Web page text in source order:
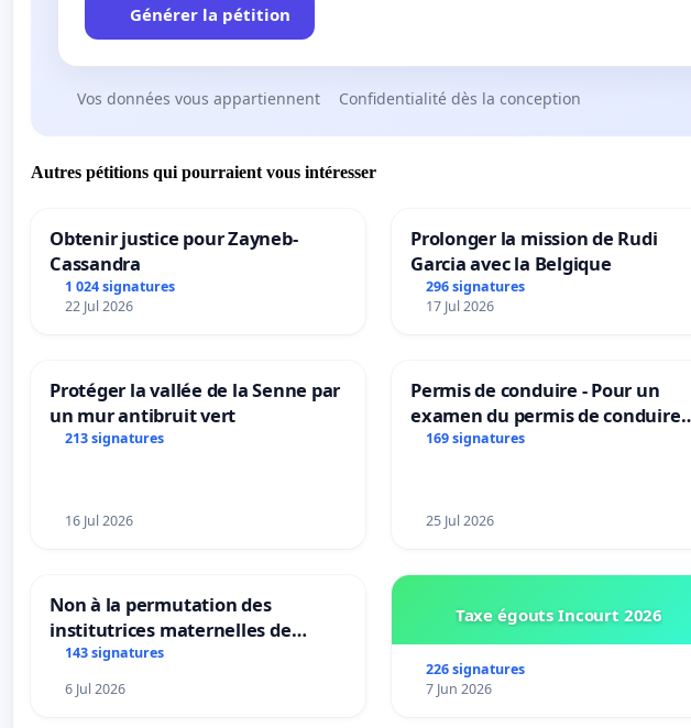
Générer la pétition
Vos données vous appartiennent Confidentialité dès la conception
Autres pétitions qui pourraient vous intéresser
Obtenir justice pour Zayneb-
Cassandra
1 024 signatures
22 Jul 2026
Prolonger la mission de Rudi
Garcia avec la Belgique
296 signatures
17 Jul 2026
Protéger la vallée de la Senne par
un mur antibruit vert
213 signatures
16 Jul 2026
Permis de conduire - Pour un
examen du permis de conduire
accessible dans plusieurs langues
169 signatures
25 Jul 2026
Non à la permutation des
institutrices maternelles de
Bléharies et Laplaigne !
Préservons la stabilité de nos
enfants.
143 signatures
6 Jul 2026
Taxe égouts Incourt 2026
226 signatures
7 Jun 2026